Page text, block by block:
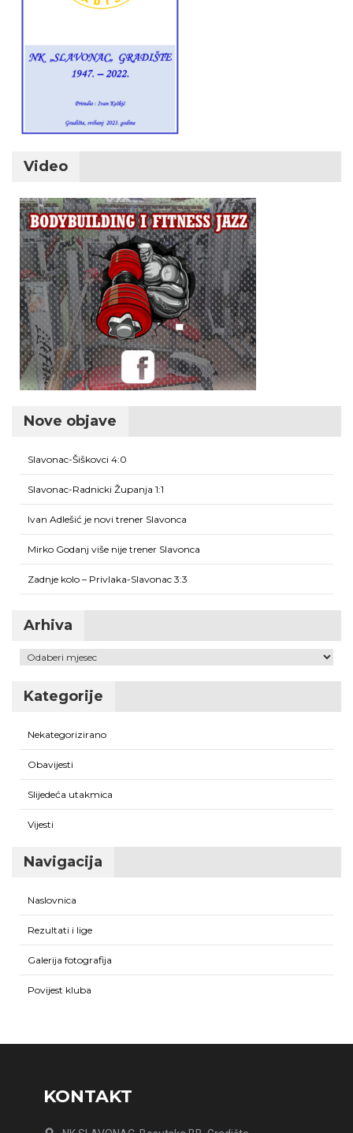
Video
Nove objave
Slavonac-Šiškovci 4:0
Slavonac-Radnicki Županja 1:1
Ivan Adlešić je novi trener Slavonca
Mirko Godanj više nije trener Slavonca
Zadnje kolo – Privlaka-Slavonac 3:3
Arhiva
Arhiva
Kategorije
Nekategorizirano
Obavijesti
Slijedeća utakmica
Vijesti
Navigacija
Naslovnica
Rezultati i lige
Galerija fotografija
Povijest kluba
KONTAKT